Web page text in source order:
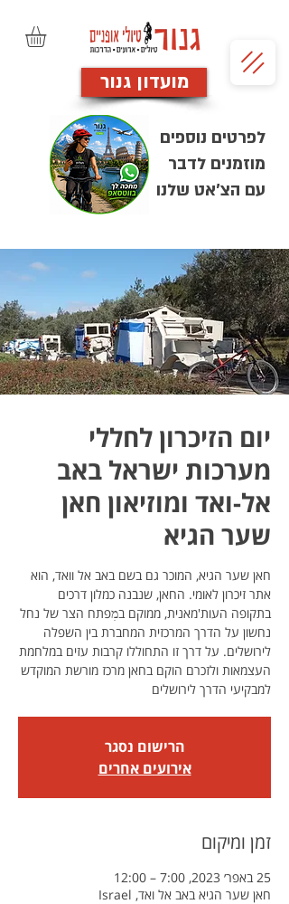
מועדון גנור
לפרטים נוספים
מוזמנים לדבר
עם הצ'אט שלנו
יום הזיכרון לחללי
מערכות ישראל באב
אל-ואד ומוזיאון חאן
שער הגיא
חאן שער הגיא, המוכר גם בשם באב אל וואד, הוא
אתר זיכרון לאומי. החאן, שנבנה כמלון דרכים
בתקופה העות'מאנית, ממוקם במׅפתח הצר של נחל
נחשון על הדרך המרכזית המחברת בין השפלה
לירושלים. על דרך זו התחוללו קרבות עזים במלחמת
העצמאות ולזכרם הוקם בחאן מרכז מורשת המוקדש
למבקיעי הדרך לירושלים
הרישום נסגר
אירועים אחרים
זמן ומיקום
25 באפר׳ 2023, 7:00 – 12:00
חאן שער הגיא באב אל ואד, Israel